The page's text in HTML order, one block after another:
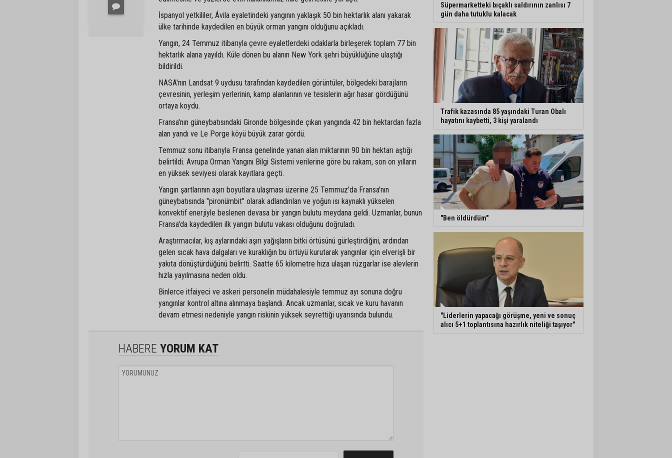
İspanyol yetkililer, Ávila eyaletindeki yangının yaklaşık 50 bin hektarlık alanı yakarak
ülke tarihinde kaydedilen en büyük orman yangını olduğunu açıkladı.
Yangın, 24 Temmuz itibarıyla çevre eyaletlerdeki odaklarla birleşerek toplam 77 bin
hektarlık alana yayıldı. Küle dönen bu alanın New York şehri büyüklüğüne ulaştığı
bildirildi.
NASA'nın Landsat 9 uydusu tarafından kaydedilen görüntüler, bölgedeki barajların
çevresinin, yerleşim yerlerinin, kamp alanlarının ve tesislerin ağır hasar gördüğünü
ortaya koydu.
Fransa'nın güneybatısındaki Gironde bölgesinde çıkan yangında 42 bin hektardan fazla
alan yandı ve Le Porge köyü büyük zarar gördü.
Temmuz sonu itibarıyla Fransa genelinde yanan alan miktarının 90 bin hektarı aştığı
belirtildi. Avrupa Orman Yangını Bilgi Sistemi verilerine göre bu rakam, son on yılların
en yüksek seviyesi olarak kayıtlara geçti.
Yangın şartlarının aşırı boyutlara ulaşması üzerine 25 Temmuz'da Fransa'nın
güneybatısında "pironümbit" olarak adlandırılan ve yoğun ısı kaynaklı yükselen
konvektif enerjiyle beslenen devasa bir yangın bulutu meydana geldi. Uzmanlar, bunun
Fransa'da kaydedilen ilk yangın bulutu vakası olduğunu doğruladı.
Araştırmacılar, kış aylarındaki aşırı yağışların bitki örtüsünü gürleştirdiğini, ardından
gelen sıcak hava dalgaları ve kuraklığın bu örtüyü kurutarak yangınlar için elverişli bir
yakıta dönüştürdüğünü belirtti. Saatte 65 kilometre hıza ulaşan rüzgarlar ise alevlerin
hızla yayılmasına neden oldu.
Binlerce itfaiyeci ve askeri personelin müdahalesiyle temmuz ayı sonuna doğru
yangınlar kontrol altına alınmaya başlandı. Ancak uzmanlar, sıcak ve kuru havanın
devam etmesi nedeniyle yangın riskinin yüksek seyrettiği uyarısında bulundu.
HABERE YORUM KAT
Süpermarketteki bıçaklı saldırının zanlısı 7
gün daha tutuklu kalacak
Trafik kazasında 85 yaşındaki Turan Obalı
hayatını kaybetti, 3 kişi yaralandı
"Ben öldürdüm"
"Liderlerin yapacağı görüşme, yeni ve sonuç
alıcı 5+1 toplantısına hazırlık niteliği taşıyor"